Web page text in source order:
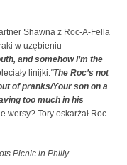
Shawna z Roc-A-Fella
w uzębieniu
and somehow I’m the
linijki:"The Roc’s not
of pranks/Your son on a
too much in his
wersy? Tory oskarżał Roc
Picnic in Philly